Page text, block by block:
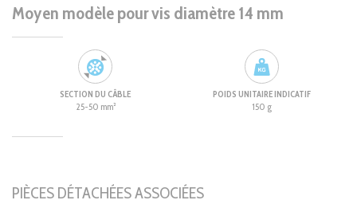
Moyen modèle pour vis diamètre 14 mm
SECTION DU CÂBLE
25-50 mm²
POIDS UNITAIRE INDICATIF
150 g
PIÈCES DÉTACHÉES ASSOCIÉES